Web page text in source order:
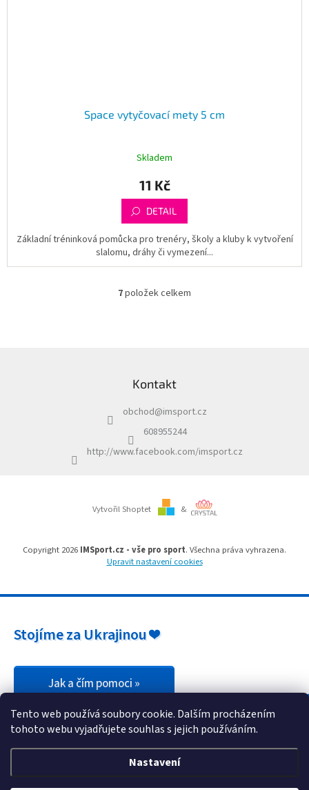
Tento web používá soubory cookie. Dalším procházením
tohoto webu vyjadřujete souhlas s jejich používáním.
Nastavení
Space vytyčovací mety 5 cm
Skladem
11 Kč
DETAIL
Základní tréninková pomůcka pro trenéry, školy a kluby k vytvoření
slalomu, dráhy či vymezení...
O
c
í
r
v
y
7položek celkem
Kontakt
obchod@imsport.cz
608955244
http://www.facebook.com/imsport.cz
Vytvořil Shoptet &
Copyright 2026 IMSport.cz - vše pro sport. Všechna práva vyhrazena.
Upravit nastavení cookies
Stojíme za Ukrajinou ❤️
Jak a čím pomoci »